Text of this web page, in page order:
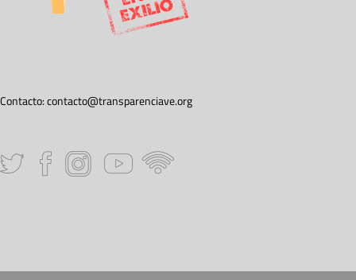
Contacto:contacto@transparenciave.org